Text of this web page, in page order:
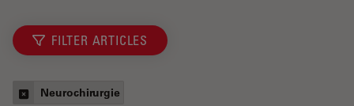
FILTER ARTICLES
Neurochirurgie